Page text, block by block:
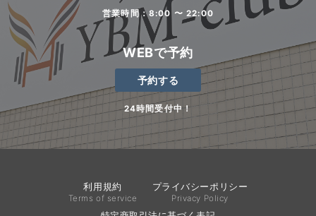
営業時間：8:00 〜 22:00
WEBで予約
予約する
24時間受付中！
利用規約
Terms of service
プライバシーポリシー
Privacy Policy